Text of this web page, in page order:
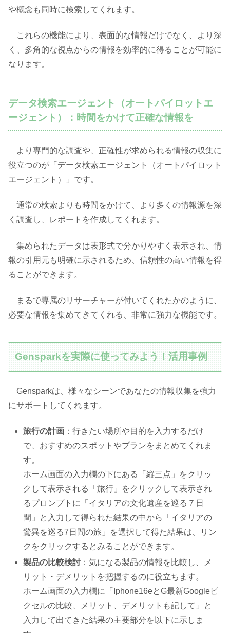
や概念も同時に検索してくれます。
これらの機能により、表面的な情報だけでなく、より深
く、多角的な視点からの情報を効率的に得ることが可能に
なります。
データ検索エージェント（オートパイロットエ
ージェント）：時間をかけて正確な情報を
より専門的な調査や、正確性が求められる情報の収集に
役立つのが「データ検索エージェント（オートパイロット
エージェント）」です。
通常の検索よりも時間をかけて、より多くの情報源を深
く調査し、レポートを作成してくれます。
集められたデータは表形式で分かりやすく表示され、情
報の引用元も明確に示されるため、信頼性の高い情報を得
ることができます。
まるで専属のリサーチャーが付いてくれたかのように、
必要な情報を集めてきてくれる、非常に強力な機能です。
Gensparkを実際に使ってみよう！活用事例
Gensparkは、様々なシーンであなたの情報収集を強力
にサポートしてくれます。
旅行の計画 ：行きたい場所や目的を入力するだけ
で、おすすめのスポットやプランをまとめてくれま
す。
ホーム画面の入力欄の下にある「縦三点」をクリッ
クして表示される「旅行」をクリックして表示され
るプロンプトに「イタリアの文化遺産を巡る７日
間」と入力して得られた結果の中から「イタリアの
驚異を巡る7日間の旅」を選択して得た結果は、リン
クをクリックするとみることができます。
製品の比較検討 ：気になる製品の情報を比較し、メ
リット・デメリットを把握するのに役立ちます。
ホーム画面の入力欄に「Iphone16eとG最新Googleピ
クセルの比較、メリット、デメリットも記して」と
入力して出てきた結果の主要部分を以下に示しま